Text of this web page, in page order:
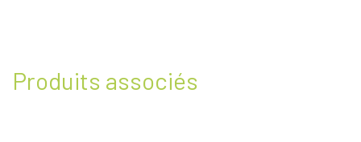
Produits associés